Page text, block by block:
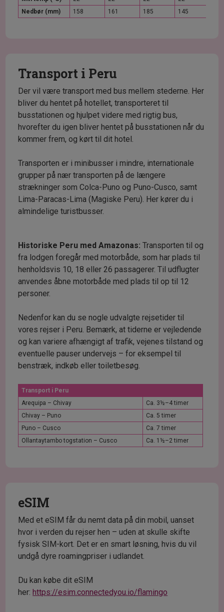
Nedbør (mm)
158 161 185 145
Transport i Peru
Der vil være transport med bus mellem stederne. Her
bliver du hentet på hotellet, transporteret til
busstationen og hjulpet videre med rigtig bus,
hvorefter du igen bliver hentet på busstationen når du
kommer frem, og kørt til dit hotel.
Transporten er i minibusser i mindre, internationale
grupper på nær transporten på de længere
strækninger som Colca-Puno og Puno-Cusco, samt
Lima-Paracas-Lima (Magiske Peru). Her kører du i
almindelige turistbusser.
Historiske Peru med Amazonas: Transporten til og
fra lodgen foregår med motorbåde, som har plads til
henholdsvis 10, 18 eller 26 passagerer. Til udflugter
anvendes åbne motorbåde med plads til op til 12
personer.
Nedenfor kan du se nogle udvalgte rejsetider til
vores rejser i Peru. Bemærk, at tiderne er vejledende
og kan variere afhængigt af trafik, vejenes tilstand og
eventuelle pauser undervejs – for eksempel til
benstræk, indkøb eller toiletbesøg.
Transport i Peru
Arequipa – Chivay
Ca. 3½–4 timer
Chivay – Puno
Ca. 5 timer
Puno – Cusco
Ca. 7 timer
Ollantaytambo togstation – Cusco
Ca. 1½–2 timer
eSIM
Med et eSIM får du nemt data på din mobil, uanset
hvor i verden du rejser hen – uden at skulle skifte
fysisk SIM-kort. Det er en smart løsning, hvis du vil
undgå dyre roamingpriser i udlandet.
Du kan købe dit eSIM
her:https://esim.connectedyou.io/flamingo